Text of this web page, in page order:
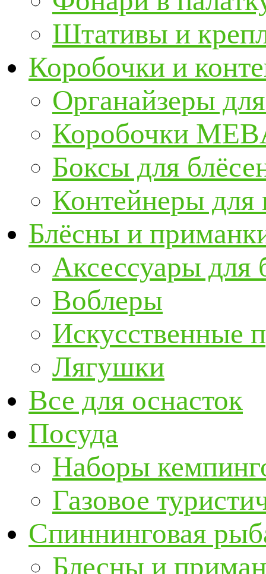
Штативы и
Коробочки и
Органайзеры
Коробочки
Боксы для
Контейнеры для
Блёсны и
Аксессуары для
Воблеры
Искусственные
Лягушки
Все для оснасток
Посуда
Наборы
Газовое
Спиннинговая
Блесны и